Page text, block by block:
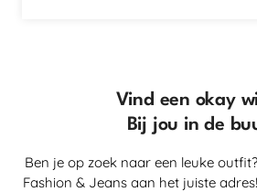
Vind een okay
Bij jou in de
Ben je op zoek naar een leuke
Fashion & Jeans aan het juiste